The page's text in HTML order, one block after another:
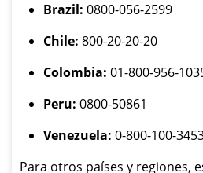
Brazil: 0800-056-2599
Chile: 800-20-20-20
Colombia: 01-800-956-
Peru: 0800-50861
Venezuela: 0-800-100-
Para otros países y regiones,